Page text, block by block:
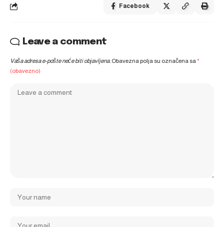
Facebook
Leave a comment
Vaša adresa e-pošte neće biti objavljena. Obavezna polja su označena sa*
(obavezno)